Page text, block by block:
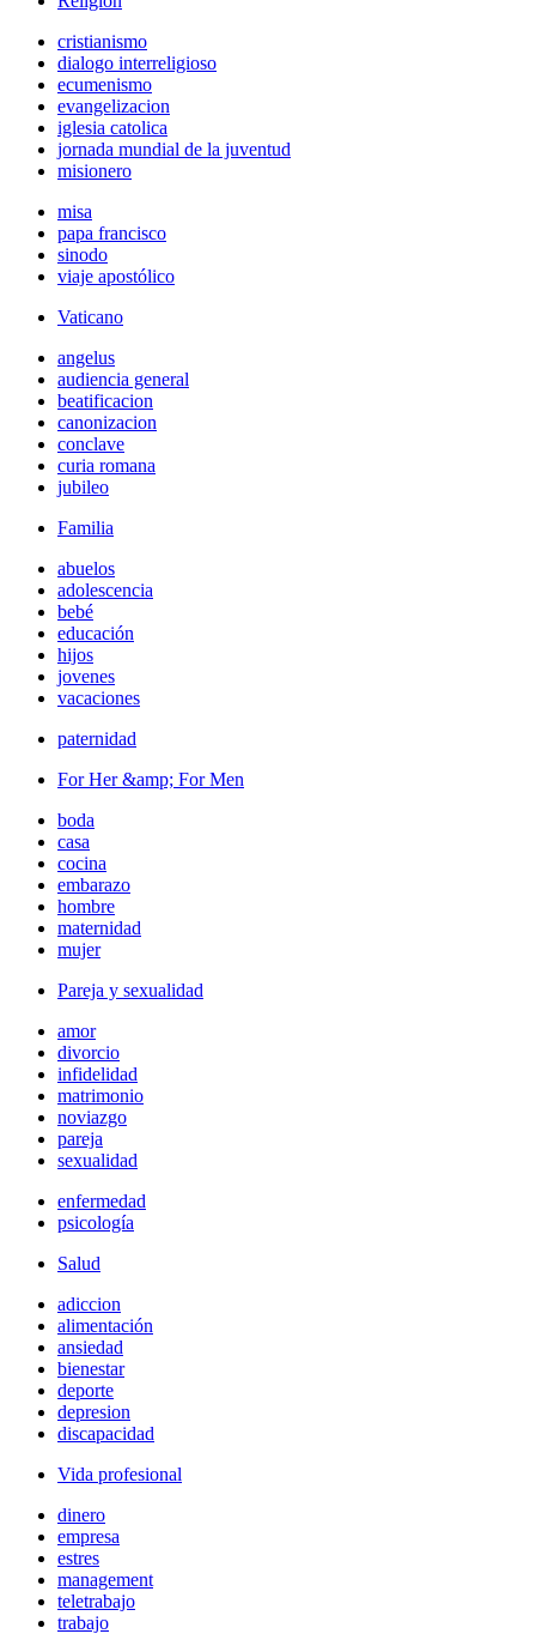
cristianismo
dialogo interreligioso
ecumenismo
evangelizacion
iglesia catolica
jornada mundial de la juventud
misionero
misa
papa francisco
sinodo
viaje apostólico
Vaticano
angelus
audiencia general
beatificacion
canonizacion
conclave
curia romana
jubileo
Familia
abuelos
adolescencia
bebé
educación
hijos
jovenes
vacaciones
paternidad
For Her &amp; For Men
boda
casa
cocina
embarazo
hombre
maternidad
mujer
Pareja y sexualidad
amor
divorcio
infidelidad
matrimonio
noviazgo
pareja
sexualidad
enfermedad
psicología
Salud
adiccion
alimentación
ansiedad
bienestar
deporte
depresion
discapacidad
Vida profesional
dinero
empresa
estres
management
teletrabajo
trabajo